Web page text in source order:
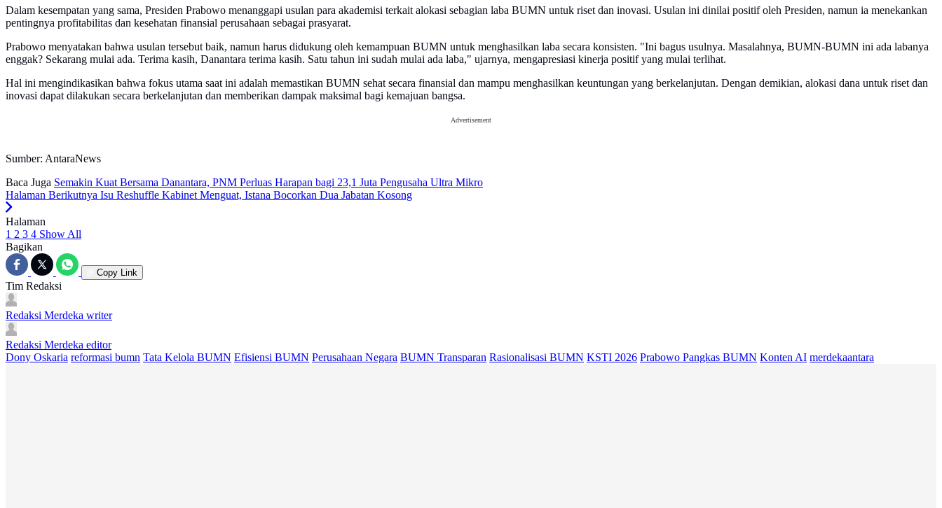
Dalam kesempatan yang sama, Presiden Prabowo menanggapi usulan para akademisi terkait alokasi sebagian laba BUMN untuk riset dan inovasi. Usulan ini dinilai positif oleh Presiden, namun ia menekankan
pentingnya profitabilitas dan kesehatan finansial perusahaan sebagai prasyarat.
Prabowo menyatakan bahwa usulan tersebut baik, namun harus didukung oleh kemampuan BUMN untuk menghasilkan laba secara konsisten. "Ini bagus usulnya. Masalahnya, BUMN-BUMN ini ada labanya
enggak? Sekarang mulai ada. Terima kasih, Danantara terima kasih. Satu tahun ini sudah mulai ada laba," ujarnya, mengapresiasi kinerja positif yang mulai terlihat.
Hal ini mengindikasikan bahwa fokus utama saat ini adalah memastikan BUMN sehat secara finansial dan mampu menghasilkan keuntungan yang berkelanjutan. Dengan demikian, alokasi dana untuk riset dan
inovasi dapat dilakukan secara berkelanjutan dan memberikan dampak maksimal bagi kemajuan bangsa.
Advertisement
Sumber: AntaraNews
Baca Juga Semakin Kuat Bersama Danantara, PNM Perluas Harapan bagi 23,1 Juta Pengusaha Ultra Mikro
Halaman Berikutnya Isu Reshuffle Kabinet Menguat, Istana Bocorkan Dua Jabatan Kosong
Halaman
1 2 3 4 Show All
Bagikan
Copy Link
Tim Redaksi
Redaksi Merdeka writer
Redaksi Merdeka editor
Dony Oskaria reformasi bumn Tata Kelola BUMN Efisiensi BUMN Perusahaan Negara BUMN Transparan Rasionalisasi BUMN KSTI 2026 Prabowo Pangkas BUMN Konten AI merdekaantara